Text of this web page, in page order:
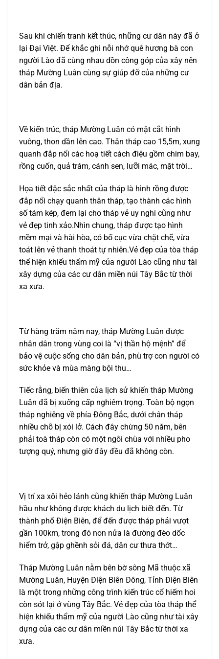
Sau khi chiến tranh kết thúc, những cư dân này đã ở
lại Đại Việt. Để khắc ghi nỗi nhớ quê hương bà con
người Lào đã cùng nhau dồn công góp của xây nên
tháp Mường Luân cùng sự giúp đỡ của những cư
dân bản địa.
Về kiến trúc, tháp Mường Luân có mặt cắt hình
vuông, thon dần lên cao. Thân tháp cao 15,5m, xung
quanh đắp nổi các hoạ tiết cách điệu gồm chim bay,
rồng cuốn, quả trám, cánh sen, lưỡi mác, mặt trời…
Họa tiết đặc sắc nhất của tháp là hình rồng được
đắp nổi chạy quanh thân tháp, tạo thành các hình
số tám kép, đem lại cho tháp vẻ uy nghi cũng như
vẻ đẹp tinh xảo.Nhìn chung, tháp được tạo hình
mềm mại và hài hòa, có bố cục vừa chặt chẽ, vừa
toát lên vẻ thanh thoát tự nhiên.Vẻ đẹp của tòa tháp
thể hiện khiếu thẩm mỹ của người Lào cũng như tài
xây dựng của các cư dân miền núi Tây Bắc từ thời
xa xưa.
Từ hàng trăm năm nay, tháp Mường Luân được
nhân dân trong vùng coi là “vị thần hộ mệnh” để
bảo vệ cuộc sống cho dân bản, phù trợ con người có
sức khỏe và mùa màng bội thu…
Tiếc rằng, biến thiên của lịch sử khiến tháp Mường
Luân đã bị xuống cấp nghiêm trọng. Toàn bộ ngọn
tháp nghiêng về phía Đông Bắc, dưới chân tháp
nhiều chỗ bị xói lở. Cách đây chừng 50 năm, bên
phải toà tháp còn có một ngôi chùa với nhiều pho
tượng quý, nhưng giờ đây đều đã không còn.
Vị trí xa xôi hẻo lánh cũng khiến tháp Mường Luân
hầu như không được khách du lịch biết đến. Từ
thành phố Điện Biên, để đến được tháp phải vượt
gần 100km, trong đó non nửa là đường đèo dốc
hiểm trở, gập ghềnh sỏi đá, dân cư thưa thớt…
Tháp Mường Luân nằm bên bờ sông Mã thuộc xã
Mường Luân, Huyện Điện Biên Đông, Tỉnh Điện Biên
là một trong những công trình kiến trúc cổ hiếm hoi
còn sót lại ở vùng Tây Bắc. Vẻ đẹp của tòa tháp thể
hiện khiếu thẩm mỹ của người Lào cũng như tài xây
dựng của các cư dân miền núi Tây Bắc từ thời xa
xưa.